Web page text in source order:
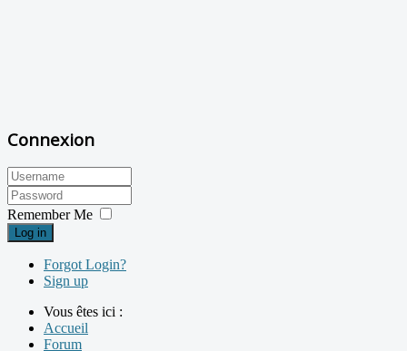
Connexion
Remember Me
Log in
Forgot Login?
Sign up
Vous êtes ici :
Accueil
Forum